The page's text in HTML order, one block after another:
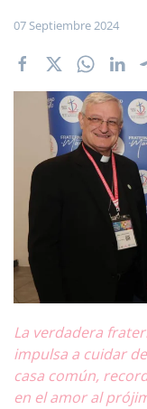
07 Septiembre 2024
La verdadera
impulsa a cuidar
casa común,
en el amor al